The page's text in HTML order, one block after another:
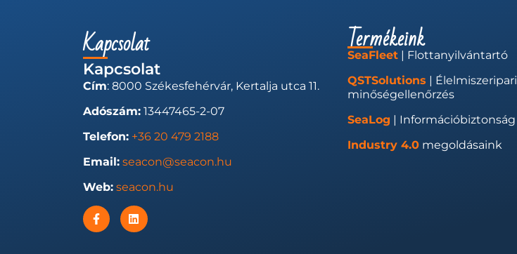
Kapcsolat
Kapcsolat
Cím: 8000 Székesfehérvár, Kertalja utca 11.
Adószám:13447465-2-07
Telefon: +36 20 479 2188
Email: seacon@seacon.hu
Web: seacon.hu
Termékeink
SeaFleet| Flottanyilvántartó
QSTSolutions | Élelmiszeripari
minőségellenőrzés
SeaLog | Információbiztonság
Industry 4.0megoldásaink